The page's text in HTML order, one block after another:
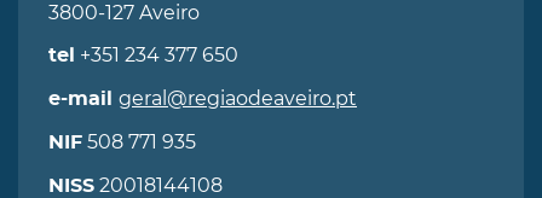
3800-127 Aveiro
tel +351 234 377 650
e-mail geral@regiaodeaveiro.pt
NIF 508 771 935
NISS 20018144108